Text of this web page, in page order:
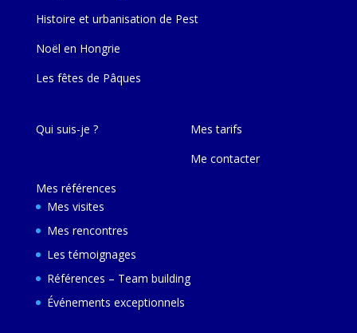
Histoire et urbanisation de Pest
Noël en Hongrie
Les fêtes de Pâques
Qui suis-je ?
Mes références
Mes visites
Mes rencontres
Les témoignages
Références – Team building
Événements exceptionnels
Mes tarifs
Me contacter